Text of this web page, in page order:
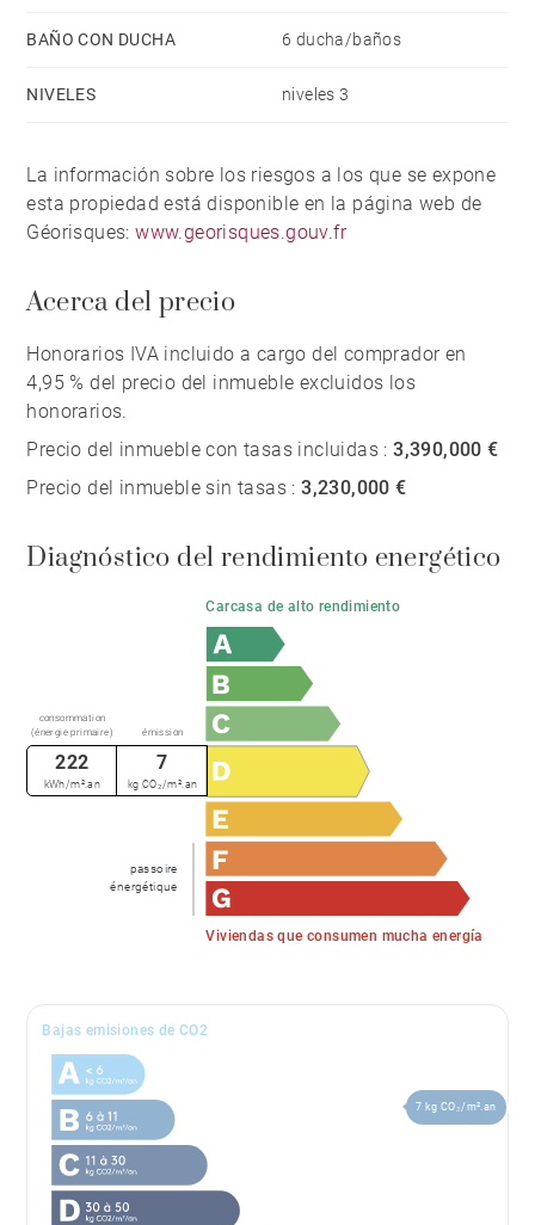
BAÑO CON DUCHA 6 ducha/baños
NIVELES niveles 3
La información sobre los riesgos a los que se expone
esta propiedad está disponible en la página web de
Géorisques:www.georisques.gouv.fr
Acerca del precio
Honorarios IVA incluido a cargo del comprador en
4,95 % del precio del inmueble excluidos los
honorarios.
Precio del inmueble con tasas incluidas :3,390,000 €
Precio del inmueble sin tasas :3,230,000 €
Diagnóstico del rendimiento energético
Carcasa de alto rendimiento
Viviendas que consumen mucha energía
passoire
énergétique
consommation
(énergie primaire)
émission
222
kWh/m².an
7
kg CO₂/m².an
Bajas emisiones de CO2
7 kg CO₂/m².an